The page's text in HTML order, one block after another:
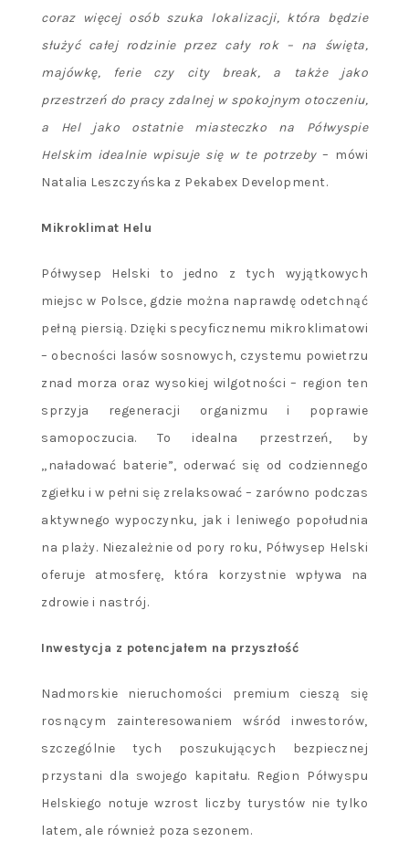
coraz więcej osób szuka lokalizacji, która będzie
służyć całej rodzinie przez cały rok – na święta,
majówkę, ferie czy city break, a także jako
przestrzeń do pracy zdalnej w spokojnym otoczeniu,
a Hel jako ostatnie miasteczko na Półwyspie
Helskim idealnie wpisuje się w te potrzeby– mówi
Natalia Leszczyńska z Pekabex Development.
Mikroklimat Helu
Półwysep Helski to jedno z tych wyjątkowych
miejsc w Polsce, gdzie można naprawdę odetchnąć
pełną piersią. Dzięki specyficznemu mikroklimatowi
– obecności lasów sosnowych, czystemu powietrzu
znad morza oraz wysokiej wilgotności – region ten
sprzyja regeneracji organizmu i poprawie
samopoczucia. To idealna przestrzeń, by
„naładować baterie”, oderwać się od codziennego
zgiełku i w pełni się zrelaksować – zarówno podczas
aktywnego wypoczynku, jak i leniwego popołudnia
na plaży. Niezależnie od pory roku, Półwysep Helski
oferuje atmosferę, która korzystnie wpływa na
zdrowie i nastrój.
Inwestycja z potencjałem na przyszłość
Nadmorskie nieruchomości premium cieszą się
rosnącym zainteresowaniem wśród inwestorów,
szczególnie tych poszukujących bezpiecznej
przystani dla swojego kapitału. Region Półwyspu
Helskiego notuje wzrost liczby turystów nie tylko
latem, ale również poza sezonem.